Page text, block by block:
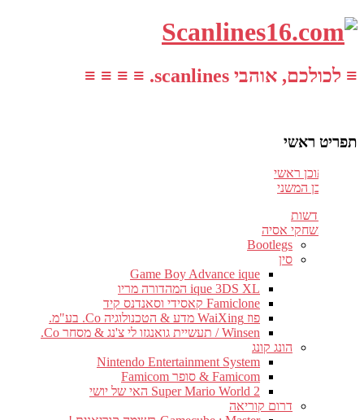
≡ לכולכם, אוהבי scanlines. ≡ ≡ ≡ ≡
תפריט ראשי
עבור לתוכן ראשי
דלג לתוכן המשני
חדשות
משחקי אסיה
Bootlegs
סין
Game Boy Advance ique
ique 3DS XL המהדורה מריו
Famiclone קאסידי וסאנדנס קיד
פוז WaiXing מדע & הטכנולוגיה Co. בע"מ.
Winsen / תעשיית גואנגזו לי צ'נג & מסחר Co.
הונג קונג
Nintendo Entertainment System
Famicom & סופר Famicom
Super Mario World 2 האי של יושי
דרום קוריאה